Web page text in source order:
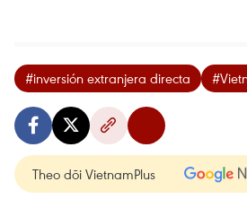
#inversión extranjera directa
Theo dõi VietnamPlus